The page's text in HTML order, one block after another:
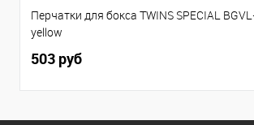
Перчатки для бокса TWINS SPECIAL
yellow
503 руб